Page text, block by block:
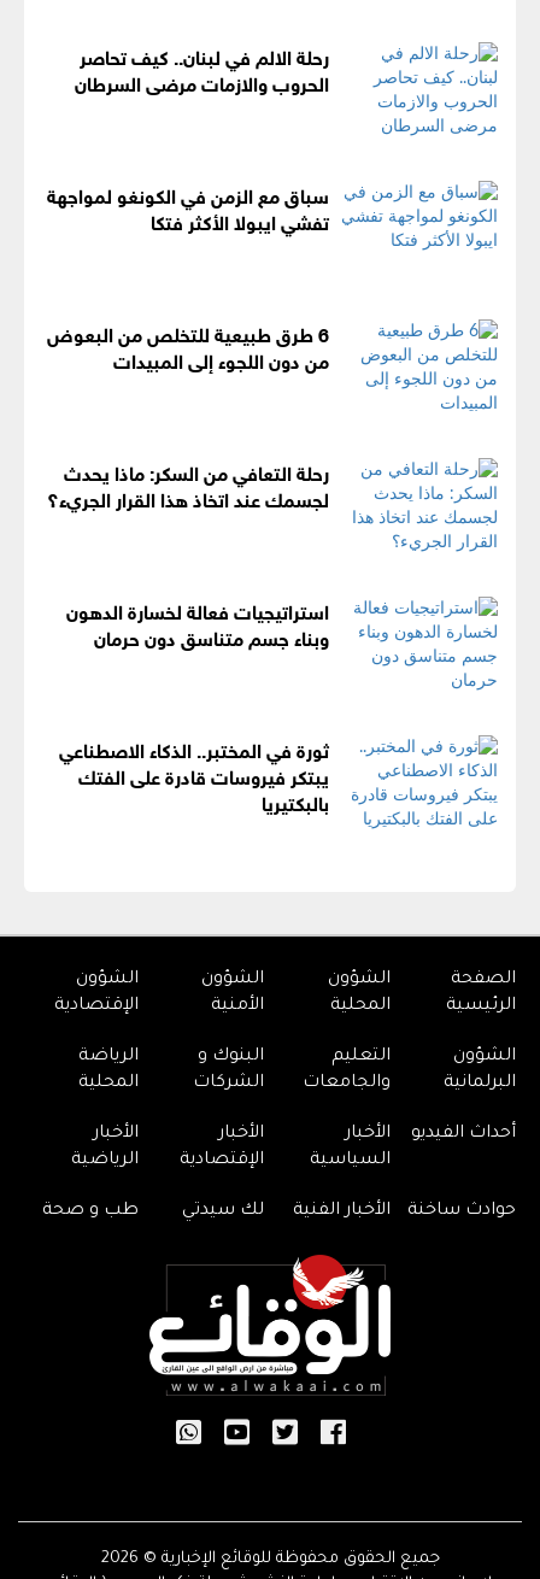
رحلة الالم في لبنان.. كيف تحاصر
الحروب والازمات مرضى السرطان
سباق مع الزمن في الكونغو لمواجهة
تفشي ايبولا الأكثر فتكا
6 طرق طبيعية للتخلص من البعوض
من دون اللجوء إلى المبيدات
رحلة التعافي من السكر: ماذا يحدث
لجسمك عند اتخاذ هذا القرار الجريء؟
استراتيجيات فعالة لخسارة الدهون
وبناء جسم متناسق دون حرمان
ثورة في المختبر.. الذكاء الاصطناعي
يبتكر فيروسات قادرة على الفتك
بالبكتيريا
الصفحة
الرئيسية
الشؤون
المحلية
الشؤون
الأمنية
الشؤون
الإقتصادية
الشؤون
البرلمانية
التعليم
والجامعات
البنوك و
الشركات
الرياضة
المحلية
أحداث الفيديو
الأخبار
السياسية
الأخبار
الإقتصادية
الأخبار
الرياضية
حوادث ساخنة الأخبار الفنية لك سيدتي طب و صحة
جميع الحقوق محفوظة للوقائع الإخبارية © 2026